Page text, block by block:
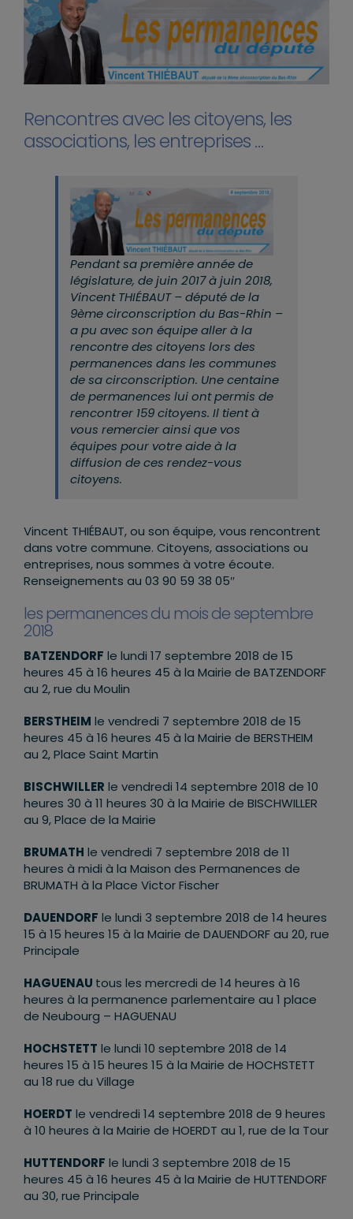
Rencontres avec les citoyens, les
associations, les entreprises …
Pendant sa première année de
législature, de juin 2017 à juin 2018,
Vincent THIÉBAUT – député de la
9ème circonscription du Bas-Rhin –
a pu avec son équipe aller à la
rencontre des citoyens lors des
permanences dans les communes
de sa circonscription. Une centaine
de permanences lui ont permis de
rencontrer 159 citoyens. Il tient à
vous remercier ainsi que vos
équipes pour votre aide à la
diffusion de ces rendez-vous
citoyens.
Vincent THIÉBAUT, ou son équipe, vous rencontrent
dans votre commune. Citoyens, associations ou
entreprises, nous sommes à votre écoute.
Renseignements au 03 90 59 38 05″
les permanences du mois de septembre
2018
BATZENDORF le lundi 17 septembre 2018 de 15
heures 45 à 16 heures 45 à la Mairie de BATZENDORF
au 2, rue du Moulin
BERSTHEIM le vendredi 7 septembre 2018 de 15
heures 45 à 16 heures 45 à la Mairie de BERSTHEIM
au 2, Place Saint Martin
BISCHWILLER le vendredi 14 septembre 2018 de 10
heures 30 à 11 heures 30 à la Mairie de BISCHWILLER
au 9, Place de la Mairie
BRUMATH le vendredi 7 septembre 2018 de 11
heures à midi à la Maison des Permanences de
BRUMATH à la Place Victor Fischer
DAUENDORF le lundi 3 septembre 2018 de 14 heures
15 à 15 heures 15 à la Mairie de DAUENDORF au 20, rue
Principale
HAGUENAU tous les mercredi de 14 heures à 16
heures à la permanence parlementaire au 1 place
de Neubourg – HAGUENAU
HOCHSTETT le lundi 10 septembre 2018 de 14
heures 15 à 15 heures 15 à la Mairie de HOCHSTETT
au 18 rue du Village
HOERDT le vendredi 14 septembre 2018 de 9 heures
à 10 heures à la Mairie de HOERDT au 1, rue de la Tour
HUTTENDORF le lundi 3 septembre 2018 de 15
heures 45 à 16 heures 45 à la Mairie de HUTTENDORF
au 30, rue Principale